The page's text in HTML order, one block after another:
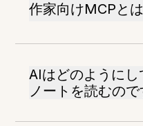
作家向けMCPと
AIはどのように
ノートを読むので